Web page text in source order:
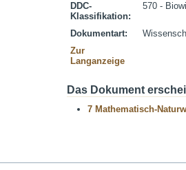
DDC-
Klassifikation:
570 -
Dokumentart:
Zur
Langanzeige
Das Dokument
7 Mathematisch-